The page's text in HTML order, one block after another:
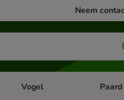
Neem
Kleine dieren
Open categorie menu: Vis
Vogel Open
Paard